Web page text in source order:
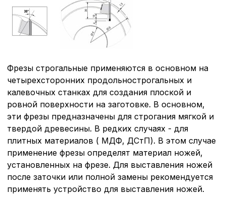
Фрезы строгальные применяются в основном на
четырехсторонних продольно­строгальных и
калевочных станках для создания плоской и
ровной поверхности на заготовке. В основном,
эти фрезы предназначены для строгания мягкой и
твердой древесины. В редких случаях - для
плитных материалов ( МДФ, ДСтП). В этом случае
применение фрезы определят материал ножей,
установленных на фрезе. Для выставления ножей
после заточки или полной замены рекомендует­ся
применять устройство для выставления ножей.